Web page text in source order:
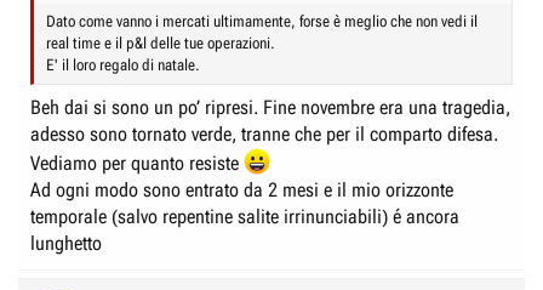
Dato come vanno i mercati ultimamente, forse è meglio che non vedi il
real time e il p&l delle tue operazioni.
E' il loro regalo di natale.
Beh dai si sono un po’ ripresi. Fine novembre era una tragedia,
adesso sono tornato verde, tranne che per il comparto difesa.
Vediamo per quanto resiste
Ad ogni modo sono entrato da 2 mesi e il mio orizzonte
temporale (salvo repentine salite irrinunciabili) é ancora
lunghetto